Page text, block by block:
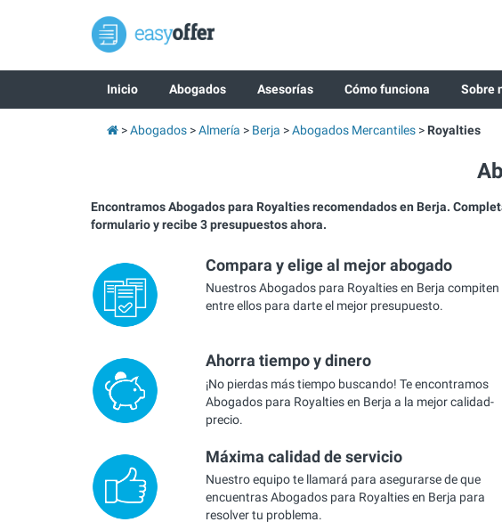
Inicio Abogados Asesorías Cómo funciona Sobre
Abogados Almería Berja Abogados Mercantiles Royalties
Encontramos Abogados para Royalties recomendados en Berja.
formulario y recibe 3 presupuestos ahora.
Compara y elige al mejor abogado
Nuestros Abogados para Royalties en Berja compiten
entre ellos para darte el mejor presupuesto.
Ahorra tiempo y dinero
¡No pierdas más tiempo buscando! Te encontramos
Abogados para Royalties en Berja a la mejor calidad-
precio.
Máxima calidad de servicio
Nuestro equipo te llamará para asegurarse de que
encuentras Abogados para Royalties en Berja para
resolver tu problema.